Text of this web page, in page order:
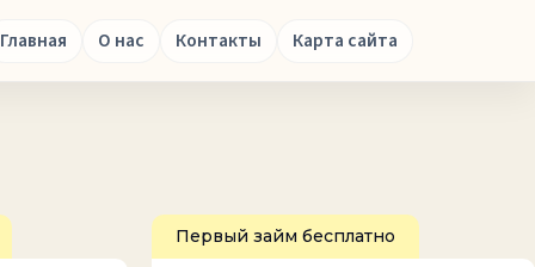
Главная О нас Контакты Карта сайта
Первый займ бесплатно